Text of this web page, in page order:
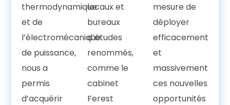
thermodynamique
et de
l’électromécanique
de puissance,
nous a
permis
d’acquérir
locaux et
bureaux
d’études
renommés,
comme le
cabinet
Ferest
mesure de
déployer
efficacement
et
massivement
ces nouvelles
opportunités